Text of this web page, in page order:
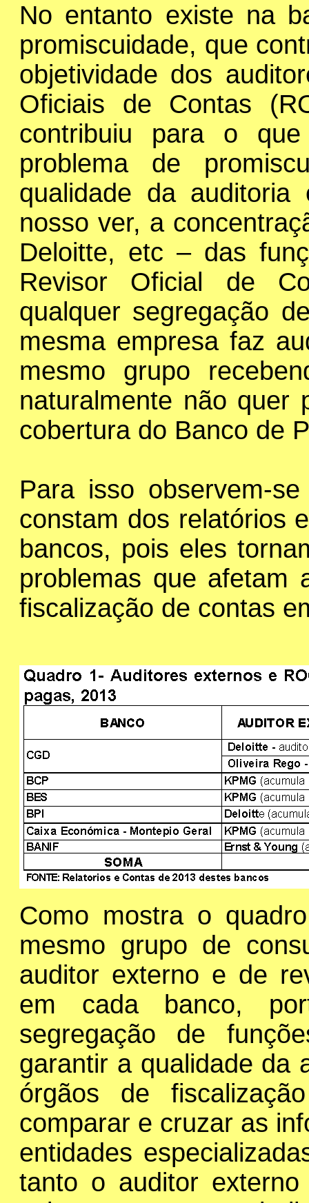
No entanto existe na
promiscuidade, que
objetividade dos
Oficiais de Contas
contribuiu para o
problema de
qualidade da
nosso ver, a
Deloitte, etc – das
Revisor Oficial de
qualquer segregação
mesma empresa faz
mesmo grupo
naturalmente não quer
cobertura do Banco de
Para isso observem-
constam dos relatórios
bancos, pois eles
problemas que afetam
fiscalização de contas
Como mostra o
mesmo grupo de
auditor externo e de
em cada banco,
segregação de
garantir a qualidade da
órgãos de
comparar e cruzar as
entidades
tanto o auditor